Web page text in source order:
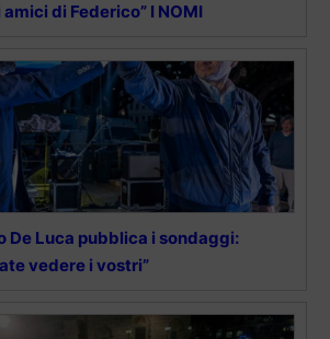
amici di Federico” I NOMI
De Luca pubblica i sondaggi:
vedere i vostri”